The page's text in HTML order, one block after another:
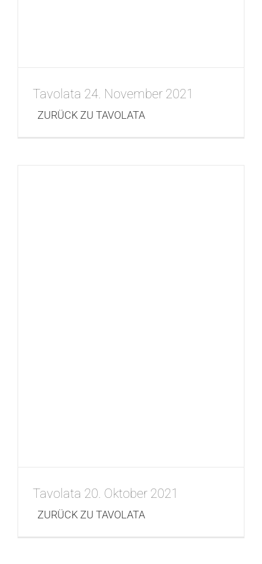
Tavolata 24. November 2021
ZURÜCK ZU TAVOLATA
Tavolata 20. Oktober 2021
ZURÜCK ZU TAVOLATA